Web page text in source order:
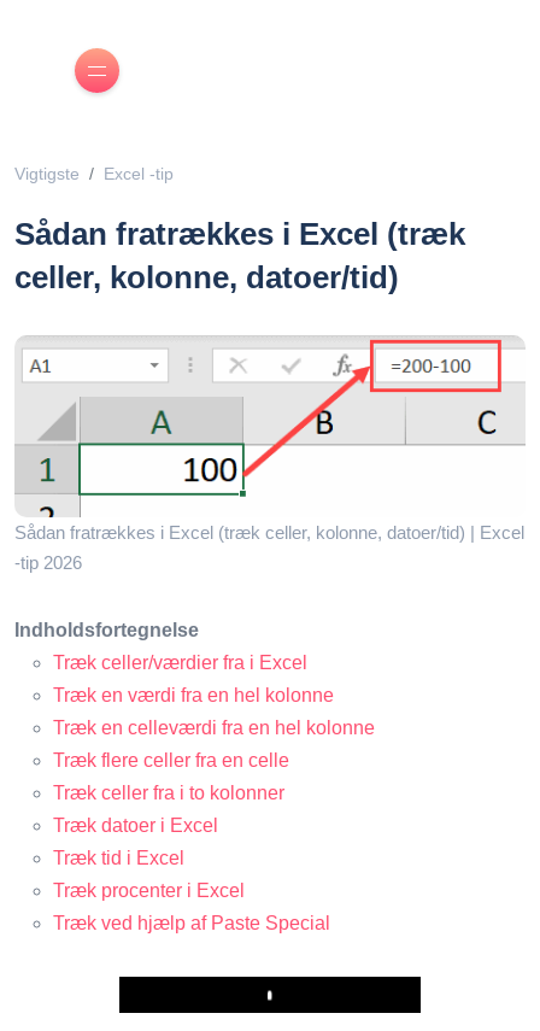
Vigtigste Excel -tip
Sådan fratrækkes i Excel (træk
celler, kolonne, datoer/tid)
Sådan fratrækkes i Excel (træk celler, kolonne, datoer/tid) | Excel
-tip 2026
Indholdsfortegnelse
Træk celler/værdier fra i Excel
Træk en værdi fra en hel kolonne
Træk en celleværdi fra en hel kolonne
Træk flere celler fra en celle
Træk celler fra i to kolonner
Træk datoer i Excel
Træk tid i Excel
Træk procenter i Excel
Træk ved hjælp af Paste Special
Play